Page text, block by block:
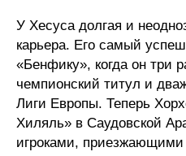
У Хесуса долгая и
карьера. Его самый
«Бенфику», когда он три
чемпионский титул и
Лиги Европы. Теперь
Хиляль» в Саудовской
игроками,